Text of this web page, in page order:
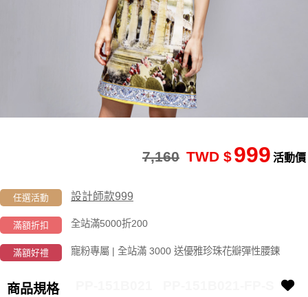
活動價
999
TWD $
7,160
任選活動 設計師款999
滿額折扣 全站滿5000折200
滿額好禮 寵粉專屬 | 全站滿 3000 送優雅珍珠花瓣彈性腰鍊
商品規格